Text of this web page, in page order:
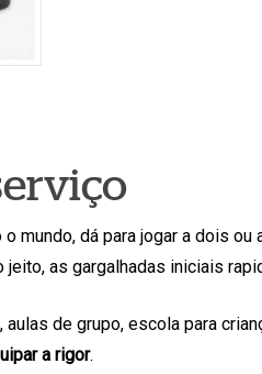
mundo, dá para jogar a dois ou
jeito, as gargalhadas iniciais
de grupo, escola para
a rigor.